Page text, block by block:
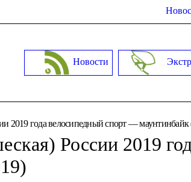
Новости
2019 года велосипедный спорт — маунтинбайк
России 2019